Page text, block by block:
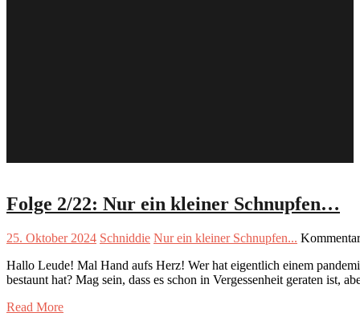
Folge 2/22: Nur ein kleiner Schnupfen…
25. Oktober 2024 Schniddie Nur ein kleiner Schnupfen...
Hallo Leude! Mal Hand aufs Herz! Wer hat eigentlich einem
bestaunt hat? Mag sein, dass es schon in Vergessenheit geraten
Read More